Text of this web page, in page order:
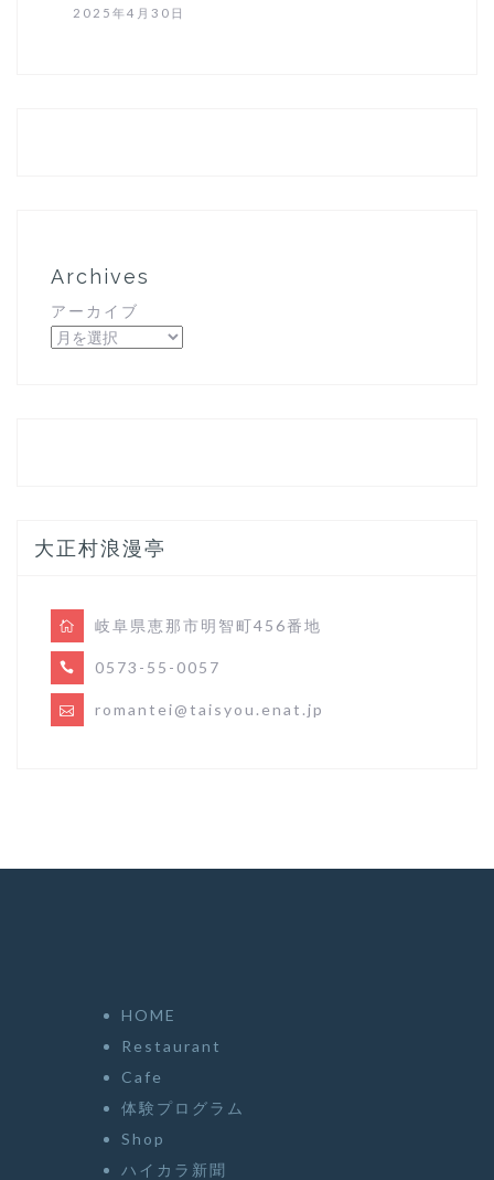
2025年4月30日
Archives
アーカイブ
大正村浪漫亭
岐阜県恵那市明智町456番地
0573-55-0057
romantei@taisyou.enat.jp
HOME
Restaurant
Cafe
体験プログラム
Shop
ハイカラ新聞